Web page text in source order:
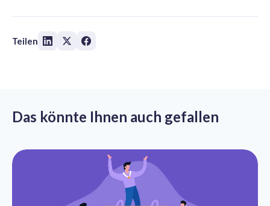
Teilen
Das könnte Ihnen auch gefallen